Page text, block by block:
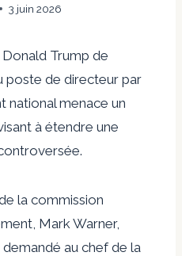
3 juin 2026
Trump de
poste de directeur par
national menace un
à étendre une
la commission
Mark Warner,
au chef de la